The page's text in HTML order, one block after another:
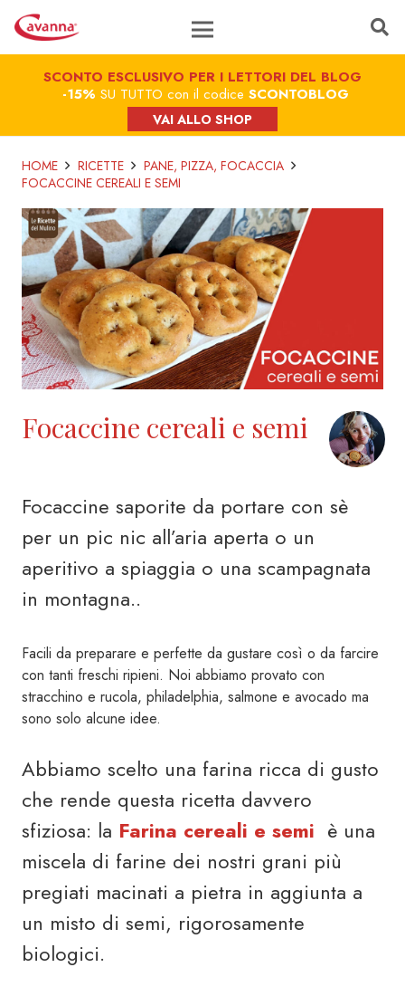
SCONTO ESCLUSIVO PER I LETTORI DEL BLOG
-15% SU TUTTO con il codice SCONTOBLOG
VAI ALLO SHOP
HOME RICETTE
PANE, PIZZA, FOCACCIA
FOCACCINE CEREALI E SEMI
Focaccine cereali e semi
Focaccine saporite da portare con sè
per un pic nic all’aria aperta o un
aperitivo a spiaggia o una scampagnata
in montagna..
Facili da preparare e perfette da gustare così o da farcire
con tanti freschi ripieni. Noi abbiamo provato con
stracchino e rucola, philadelphia, salmone e avocado ma
sono solo alcune idee.
Abbiamo scelto una farina ricca di gusto
che rende questa ricetta davvero
sfiziosa: la Farina cereali e semi è una
miscela di farine dei nostri grani più
pregiati macinati a pietra in aggiunta a
un misto di semi, rigorosamente
biologici.